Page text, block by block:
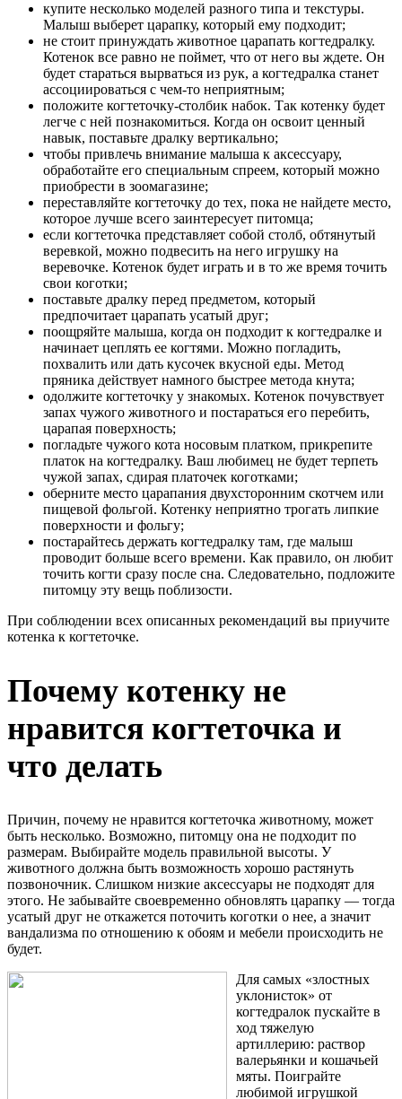
купите несколько моделей разного типа и текстуры.
Малыш выберет царапку, который ему подходит;
не стоит принуждать животное царапать когтедралку.
Котенок все равно не поймет, что от него вы ждете. Он
будет стараться вырваться из рук, а когтедралка станет
ассоциироваться с чем-то неприятным;
положите когтеточку-столбик набок. Так котенку будет
легче с ней познакомиться. Когда он освоит ценный
навык, поставьте дралку вертикально;
чтобы привлечь внимание малыша к аксессуару,
обработайте его специальным спреем, который можно
приобрести в зоомагазине;
переставляйте когтеточку до тех, пока не найдете место,
которое лучше всего заинтересует питомца;
если когтеточка представляет собой столб, обтянутый
веревкой, можно подвесить на него игрушку на
веревочке. Котенок будет играть и в то же время точить
свои коготки;
поставьте дралку перед предметом, который
предпочитает царапать усатый друг;
поощряйте малыша, когда он подходит к когтедралке и
начинает цеплять ее когтями. Можно погладить,
похвалить или дать кусочек вкусной еды. Метод
пряника действует намного быстрее метода кнута;
одолжите когтеточку у знакомых. Котенок почувствует
запах чужого животного и постараться его перебить,
царапая поверхность;
погладьте чужого кота носовым платком, прикрепите
платок на когтедралку. Ваш любимец не будет терпеть
чужой запах, сдирая платочек коготками;
оберните место царапания двухсторонним скотчем или
пищевой фольгой. Котенку неприятно трогать липкие
поверхности и фольгу;
постарайтесь держать когтедралку там, где малыш
проводит больше всего времени. Как правило, он любит
точить когти сразу после сна. Следовательно, подложите
питомцу эту вещь поблизости.
При соблюдении всех описанных рекомендаций вы приучите
котенка к когтеточке.
Почему котенку не
нравится когтеточка и
что делать
Причин, почему не нравится когтеточка животному, может
быть несколько. Возможно, питомцу она не подходит по
размерам. Выбирайте модель правильной высоты. У
животного должна быть возможность хорошо растянуть
позвоночник. Слишком низкие аксессуары не подходят для
этого. Не забывайте своевременно обновлять царапку –– тогда
усатый друг не откажется поточить коготки о нее, а значит
вандализма по отношению к обоям и мебели происходить не
будет.
Для самых «злостных
уклонисток» от
когтедралок пускайте в
ход тяжелую
артиллерию: раствор
валерьянки и кошачьей
мяты. Поиграйте
любимой игрушкой